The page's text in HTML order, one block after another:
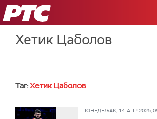
РТС
Хетик Цаболов
Таг:Хетик Цаболов
ПОНЕДЕЉАК, 14. АПР 2025,